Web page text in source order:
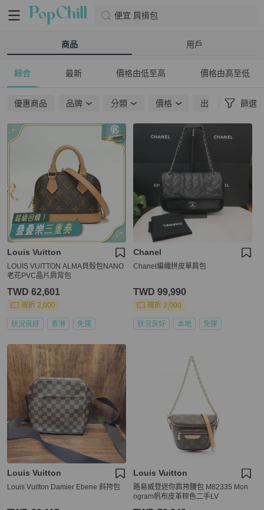
便宜 肩揹包
商品 用戶
綜合 最新 價格由低至高 價格由高至低
優惠商品 品牌 分類 價格 出貨地點 篩選
Louis Vuitton
LOUIS VUITTON ALMA貝殼包NANO
老花PVC晶片肩背包
TWD 62,601
現折 2,000
狀況良好 香港 免運
Chanel
Chanel編織拼皮單肩包
TWD 99,990
現折 2,000
狀況良好 本地 免運
Louis Vuitton
Louis Vuitton Damier Ebene 斜挎包
Louis Vuitton
路易威登迷你肩挎腰包 M82335 Mon
ogram帆布皮革棕色二手LV